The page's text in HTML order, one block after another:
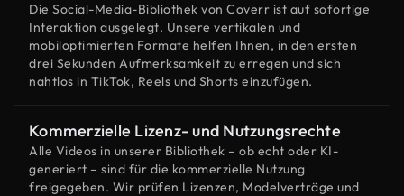
Die Social-Media-Bibliothek von Coverr ist auf sofortige
Interaktion ausgelegt. Unsere vertikalen und
mobiloptimierten Formate helfen Ihnen, in den ersten
drei Sekunden Aufmerksamkeit zu erregen und sich
nahtlos in TikTok, Reels und Shorts einzufügen.
Kommerzielle Lizenz- und Nutzungsrechte
Alle Videos in unserer Bibliothek – ob echt oder KI-
generiert – sind für die kommerzielle Nutzung
freigegeben. Wir prüfen Lizenzen, Modelverträge und